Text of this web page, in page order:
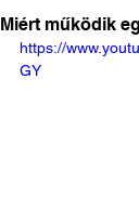
Miért működik
https://
GY